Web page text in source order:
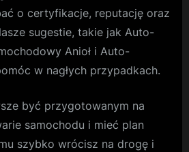
o certyfikacje, reputację oraz
sugestie, takie jak Auto-
Anioł i Auto-
w nagłych przypadkach.
być przygotowanym na
samochodu i mieć plan
szybko wrócisz na drogę i